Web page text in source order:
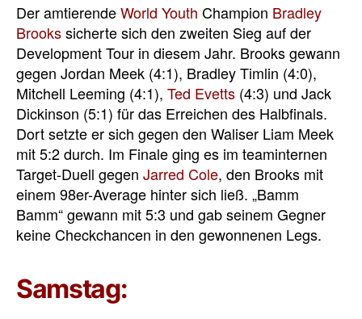
Der amtierendeWorld Youth Champion Bradley
Brookssicherte sich den zweiten Sieg auf der
Development Tour in diesem Jahr. Brooks gewann
gegen Jordan Meek (4:1), Bradley Timlin (4:0),
Mitchell Leeming (4:1), Ted Evetts (4:3) und Jack
Dickinson (5:1) für das Erreichen des Halbfinals.
Dort setzte er sich gegen den Waliser Liam Meek
mit 5:2 durch. Im Finale ging es im teaminternen
Target-Duell gegen Jarred Cole, den Brooks mit
einem 98er-Average hinter sich ließ. „Bamm
Bamm“ gewann mit 5:3 und gab seinem Gegner
keine Checkchancen in den gewonnenen Legs.
Samstag: